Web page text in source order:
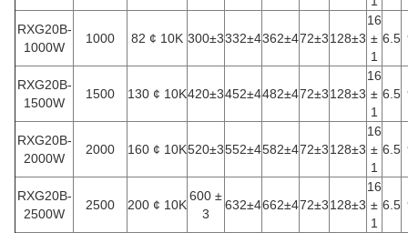
RXG20B-
1000W
1000 82 ¢ 10K 300±3332±4362±472±3128±3
16
±
1
6.5
RXG20B-
1500W
1500 130 ¢ 10K420±3452±4482±472±3128±3
16
±
1
6.5
RXG20B-
2000W
2000 160 ¢ 10K520±3552±4582±472±3128±3
16
±
1
6.5
RXG20B-
2500W
2500 200 ¢ 10K
600 ±
3
632±4662±472±3128±3
16
±
1
6.5